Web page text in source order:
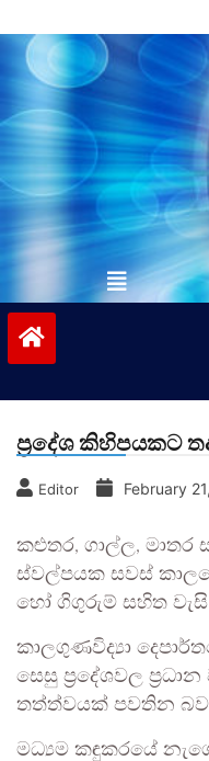
to
content
ප්‍රදේශ කිහිපයකට
Editor February
කළුතර, ගාල්ල, මාතර
ස්වල්පයක සවස්
හෝ ගිගුරුම් සහිත
කාලගුණවිද්‍යා
සෙසු ප්‍රදේශවල
තත්ත්වයක් පවතින
මධ්‍යම කඳුකරයේ